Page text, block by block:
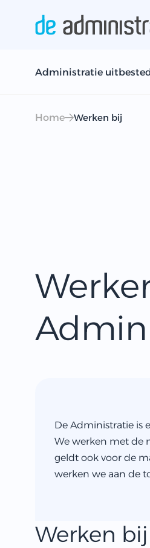
Administratie
Home Werken bij
De Administratie is
We werken met de
geldt ook voor de
werken we aan de
Werken